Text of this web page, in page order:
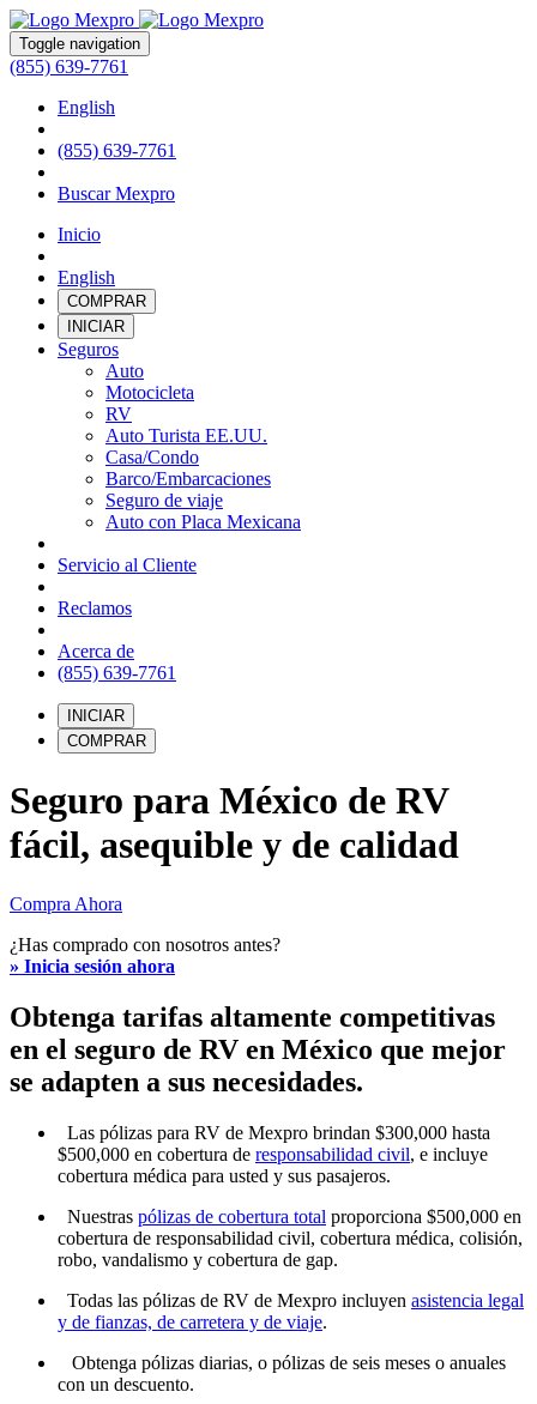
Toggle navigation
(855) 639-7761
English
(855) 639-7761
Buscar Mexpro
Inicio
English
COMPRAR
INICIAR
Seguros
Auto
Motocicleta
RV
Auto Turista EE.UU.
Casa/Condo
Barco/Embarcaciones
Seguro de viaje
Auto con Placa Mexicana
Servicio al Cliente
Reclamos
Acerca de
(855) 639-7761
INICIAR
COMPRAR
Seguro para México de RV
fácil, asequible y de calidad
Compra Ahora
¿Has comprado con nosotros antes?
» Inicia sesión ahora
Obtenga tarifas altamente competitivas
en el seguro de RV en México que mejor
se adapten a sus necesidades.
Las pólizas para RV de Mexpro brindan $300,000 hasta
$500,000 en cobertura de responsabilidad civil, e incluye
cobertura médica para usted y sus pasajeros.
Nuestras pólizas de cobertura total proporciona $500,000 en
cobertura de responsabilidad civil, cobertura médica, colisión,
robo, vandalismo y cobertura de gap.
Todas las pólizas de RV de Mexpro incluyen asistencia legal
y de fianzas, de carretera y de viaje.
Obtenga pólizas diarias, o pólizas de seis meses o anuales
con un descuento.